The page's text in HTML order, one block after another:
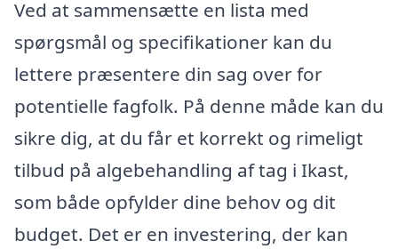
Ved at sammensætte en lista med
spørgsmål og specifikationer kan du
lettere præsentere din sag over for
potentielle fagfolk. På denne måde kan du
sikre dig, at du får et korrekt og rimeligt
tilbud på algebehandling af tag i Ikast,
som både opfylder dine behov og dit
budget. Det er en investering, der kan